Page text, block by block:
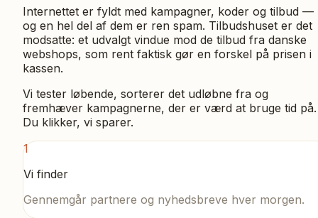
Internettet er fyldt med kampagner, koder og tilbud —
og en hel del af dem er ren spam. Tilbudshuset er det
modsatte: et udvalgt vindue mod de tilbud fra danske
webshops, som rent faktisk gør en forskel på prisen i
kassen.
Vi tester løbende, sorterer det udløbne fra og
fremhæver kampagnerne, der er værd at bruge tid på.
Du klikker, vi sparer.
1
Vi finder
Gennemgår partnere og nyhedsbreve hver morgen.